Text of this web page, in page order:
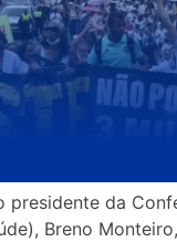
presidente da
Breno